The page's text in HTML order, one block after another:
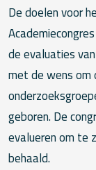
De doelen voor
de evaluaties
met de wens om
geboren. De
evalueren om te
behaald.